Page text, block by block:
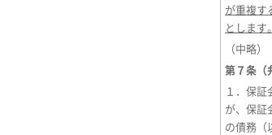
が重複す
とします。
（中略）
第７条（
１．保
が、保証
の債務（